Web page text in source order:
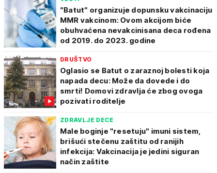
"Batut" organizuje dopunsku vakcinaciju
MMR vakcinom: Ovom akcijom biće
obuhvaćena nevakcinisana deca rođena
od 2019. do 2023. godine
DRUŠTVO
Oglasio se Batut o zaraznoj bolesti koja
napada decu: Može da dovede i do
smrti! Domovi zdravlja će zbog ovoga
pozivati roditelje
ZDRAVLJE DECE
Male boginje "resetuju" imuni sistem,
brišući stečenu zaštitu od ranijih
infekcija: Vakcinacija je jedini siguran
način zaštite